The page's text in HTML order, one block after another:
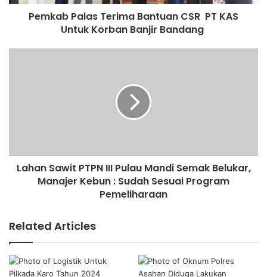
Pemkab Palas Terima Bantuan CSR PT KAS
Untuk Korban Banjir Bandang
Lahan Sawit PTPN III Pulau Mandi Semak Belukar,
Manajer Kebun : Sudah Sesuai Program
Pemeliharaan
Related Articles